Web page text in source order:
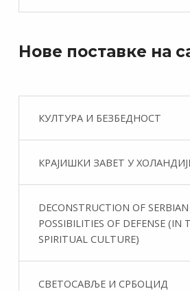
Нове поставке на
КУЛТУРА И БЕЗБЕДНОСТ
КРАЈИШКИ ЗАВЕТ У
DECONSTRUCTION OF
POSSIBILITIES OF DEFENSE (IN
SPIRITUAL CULTURE)
СВЕТОСАВЉЕ И СРБОЦИД